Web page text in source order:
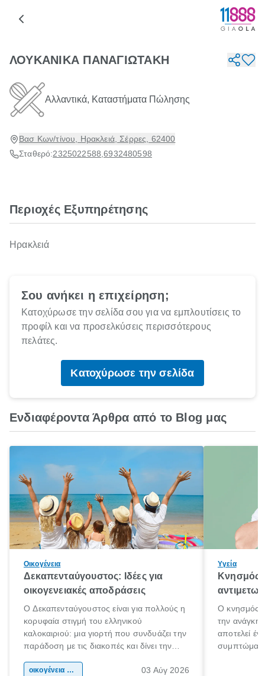
ΛΟΥΚΑΝΙΚΑ ΠΑΝΑΓΙΩΤΑΚΗ
Αλλαντικά, Καταστήματα Πώλησης
Βασ Κων/τίνου, Ηρακλειά, Σέρρες, 62400
Σταθερό:2325022588 ,6932480598
Περιοχές Εξυπηρέτησης
Ηρακλειά
Σου ανήκει η επιχείρηση;
Κατοχύρωσε την σελίδα σου για να εμπλουτίσεις το
προφίλ και να προσελκύσεις περισσότερους
πελάτες.
Κατοχύρωσε την σελίδα
Ενδιαφέροντα Άρθρα από το Blog μας
Οικογένεια
Δεκαπενταύγουστος: Ιδέες για
οικογενειακές αποδράσεις
Ο Δεκαπενταύγουστος είναι για πολλούς η
κορυφαία στιγμή του ελληνικού
καλοκαιριού: μια γιορτή που συνδυάζει την
παράδοση με τις διακοπές και δίνει την
χώρας. Είτε πρόκειται για λίγες μέρες
οικογένεια & παιδί 03 Αύγ 2026
Υγεία
Κνησμός:
Ο κνησμός
την ανάγκη
αποτελεί